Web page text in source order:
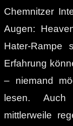
Chemnitzer
Augen:
Hater-Rampe
Erfahrung
– niemand
lesen. Auch
mittlerweile